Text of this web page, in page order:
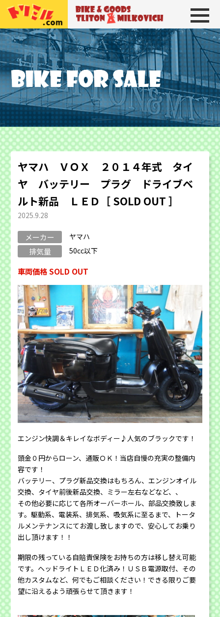
トリトン＆ミルコビッチ BIKE＆
ヤマハ ＶＯＸ ２０１４年式 タイ
ヤ バッテリー プラグ ドライブベ
ルト新品 ＬＥＤ［ SOLD OUT ］
2025.9.28
メーカー ヤマハ
排気量 50cc以下
車両価格 SOLD OUT
エンジン快調＆キレイなボディー♪人気のブラックです！
頭金０円からローン、通販ＯＫ！当店自慢の充実の整備内
容です！
バッテリー、プラグ新品交換はもちろん、エンジンオイル
交換、タイヤ前後新品交換、ミラー左右などなど、、
その他必要に応じて各所オーバーホール、部品交換致しま
す。駆動系、電装系、排気系、吸気系に至るまで、トータ
ルメンテナンスにてお渡し致しますので、安心してお乗り
出し頂けます！！
期限の残っている自賠責保険をお持ちの方は移し替え可能
です。ヘッドライトＬＥＤ化済み！ＵＳＢ電源取付、その
他カスタムなど、何でもご相談ください！できる限りご要
望に沿えるよう頑張らせて頂きます！